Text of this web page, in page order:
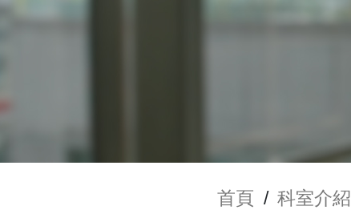
首頁 / 科室介紹